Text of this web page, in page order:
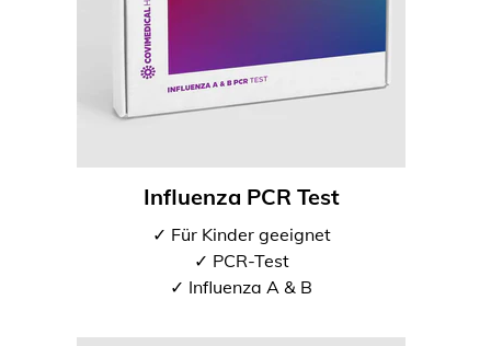
Influenza PCR Test
✓ Für Kinder geeignet
✓ PCR-Test
✓ Influenza A & B